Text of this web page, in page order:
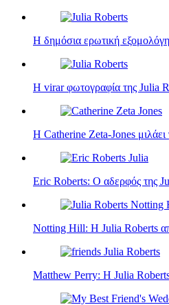
Η δημόσια ερωτική
Η virar φωτογραφία της Julia
Η Catherine Zeta-Jones
Eric Roberts: Ο αδερφός της
Notting Hill: Η Julia Roberts‎‎
Matthew Perry: Η Julia